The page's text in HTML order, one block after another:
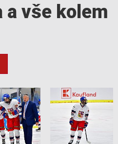
a vše kolem